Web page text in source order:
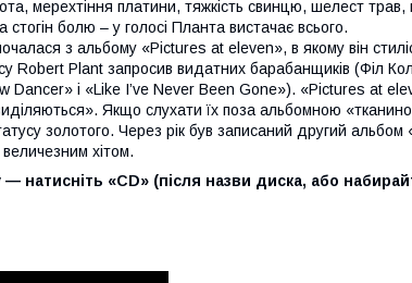
мерехтіння платини, тяжкість свинцю, шелест трав,
стогін болю – у голосі Планта вистачає всього.
з альбому «Pictures at eleven», в якому він
Robert Plant запросив видатних барабанщиків (Філ
Dancer» і «Like I’ve Never Been Gone»). «Pictures at
виділяються». Якщо слухати їх поза альбомною
золотого. Через рік був записаний другий
хітом.
— натисніть «CD» (після назви диска, або